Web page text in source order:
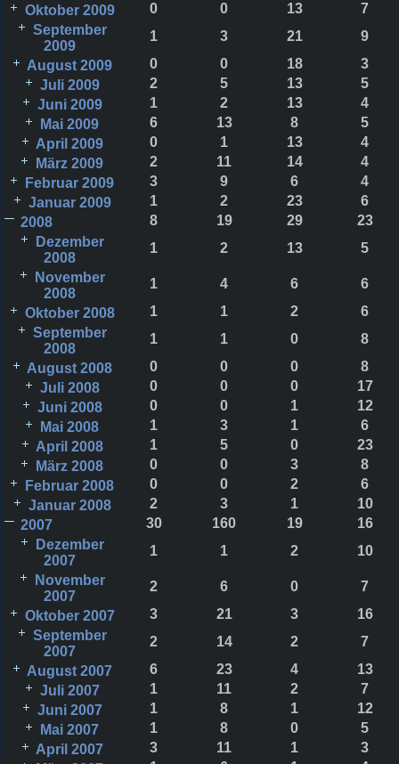
Oktober 2009
0 0 13
7
September
2009
1 3 21
9
August 2009
0 0 18
3
Juli 2009
2 5 13
5
Juni 2009
1 2 13
4
Mai 2009
6 13 8
5
April 2009
0 1 13
4
März 2009
2 11 14
4
Februar 2009
3 9 6
4
Januar 2009
1 2 23
6
2008
8 19 29
23
Dezember
2008
1 2 13
5
November
2008
1 4 6
6
Oktober 2008
1 1 2
6
September
2008
1 1 0
8
August 2008
0 0 0
8
Juli 2008
0 0 0
17
Juni 2008
0 0 1
12
Mai 2008
1 3 1
6
April 2008
1 5 0
23
März 2008
0 0 3
8
Februar 2008
0 0 2
6
Januar 2008
2 3 1
10
2007
30 160 19
16
Dezember
2007
1 1 2
10
November
2007
2 6 0
7
Oktober 2007
3 21 3
16
September
2007
2 14 2
7
August 2007
6 23 4
13
Juli 2007
1 11 2
7
Juni 2007
1 8 1
12
Mai 2007
1 8 0
5
April 2007
3 11 1
3